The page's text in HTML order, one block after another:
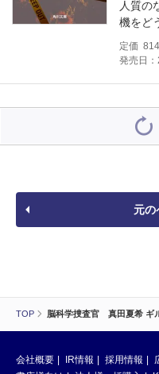
TOP 脳科学捜査官 真田夏希 ギ
人質の
機をど
定価 814
発売日
元の
会社概要 IR情報 採用情報